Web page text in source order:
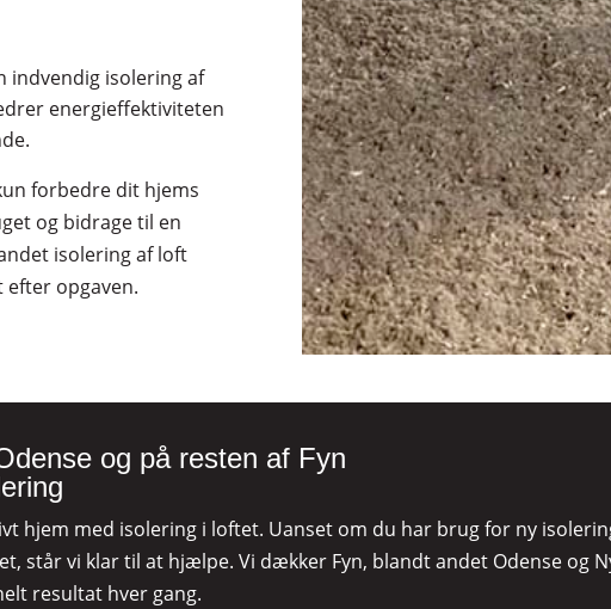
indvendig isolering af
energieffektiviteten
forbedre dit hjems
og bidrage til en
isolering af loft
opgaven.
og på resten af Fyn
hjem med isolering i loftet. Uanset om du har brug for ny
står vi klar til at hjælpe. Vi dækker Fyn, blandt andet Odense og
resultat hver gang.